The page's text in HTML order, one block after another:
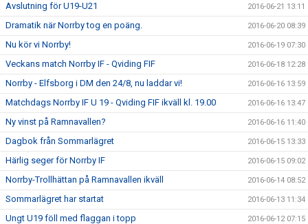
Avslutning för U19-U21 2016-06-21 13:11
Dramatik när Norrby tog en poäng. 2016-06-20 08:39
Nu kör vi Norrby! 2016-06-19 07:30
Veckans match Norrby IF - Qviding FIF 2016-06-18 12:28
Norrby - Elfsborg i DM den 24/8, nu laddar vi! 2016-06-16 13:59
Matchdags Norrby IF U 19 - Qviding FIF ikväll kl. 19.00 2016-06-16 13:47
Ny vinst på Ramnavallen? 2016-06-16 11:40
Dagbok från Sommarlägret 2016-06-15 13:33
Härlig seger för Norrby IF 2016-06-15 09:02
Norrby-Trollhättan på Ramnavallen ikväll 2016-06-14 08:52
Sommarlägret har startat 2016-06-13 11:34
Ungt U19 föll med flaggan i topp 2016-06-12 07:15